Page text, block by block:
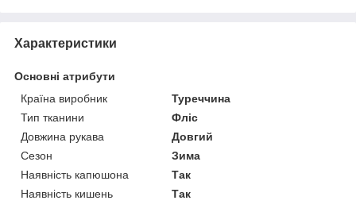
Характеристики
Основні атрибути
Країна виробник
Туреччина
Тип тканини
Фліс
Довжина рукава
Довгий
Сезон
Зима
Наявність капюшона
Так
Наявність кишень
Так